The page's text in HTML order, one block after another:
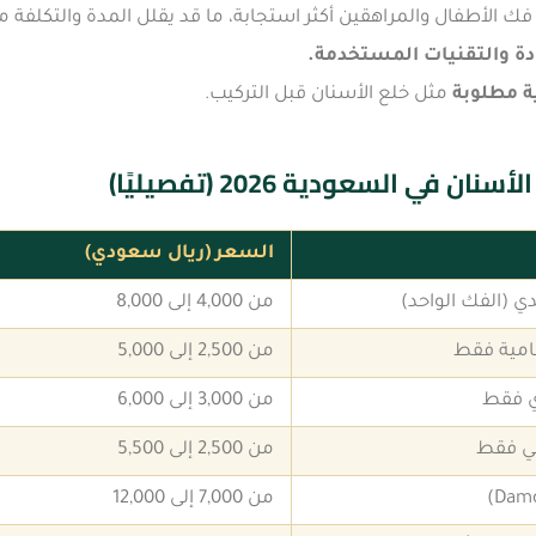
فك الأطفال والمراهقين أكثر استجابة، ما قد يقلل المدة والتكلفة
والتقنيات المستخدمة.
مطلوبة مثل خلع الأسنان قبل التركيب.
في السعودية 2026 (تفصيليًا)
السعر (ريال سعودي)
(الفك الواحد) من 4,000 إلى 8,000
فقط من 2,500 إلى 5,000
فقط من 3,000 إلى 6,000
فقط من 2,500 إلى 5,500
من 7,000 إلى 12,000